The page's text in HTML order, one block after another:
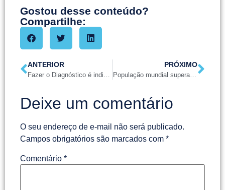
Gostou desse conteúdo?
Compartilhe:
ANTERIOR PRÓXIMO
População mundial supera 8 bilhões de habitantes
Deixe um comentário
O seu endereço de e-mail não será publicado.
Campos obrigatórios são marcados com *
Comentário *